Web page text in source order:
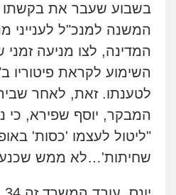
בשבוע שעבר את בקשתו
המשנה למנכ"ל
המדינה, לצו מניעה
השימוע לקראת פיטוריו
לטענתו. זאת, לאחר
המבקר, יוסף שפירא, כי
"ליטול לעצמו 'כסות'
שחיתות'…לא ממש שכנע